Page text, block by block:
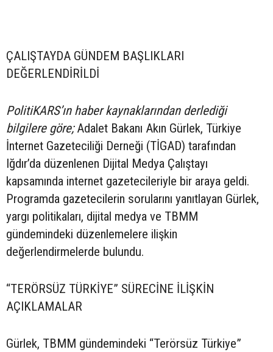
ÇALIŞTAYDA GÜNDEM BAŞLIKLARI
DEĞERLENDİRİLDİ
PolitiKARS’ın haber kaynaklarından derlediği
bilgilere göre;Adalet Bakanı Akın Gürlek, Türkiye
İnternet Gazeteciliği Derneği (TİGAD) tarafından
Iğdır’da düzenlenen Dijital Medya Çalıştayı
kapsamında internet gazetecileriyle bir araya geldi.
Programda gazetecilerin sorularını yanıtlayan Gürlek,
yargı politikaları, dijital medya ve TBMM
gündemindeki düzenlemelere ilişkin
değerlendirmelerde bulundu.
“TERÖRSÜZ TÜRKİYE” SÜRECİNE İLİŞKİN
AÇIKLAMALAR
Gürlek, TBMM gündemindeki “Terörsüz Türkiye”